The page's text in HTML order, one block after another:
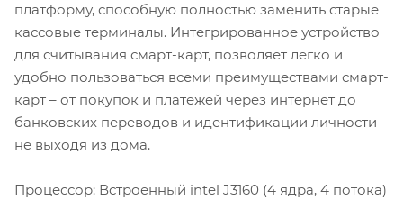
платформу, способную полностью заменить старые
кассовые терминалы. Интегрированное устройство
для считывания смарт-карт, позволяет легко и
удобно пользоваться всеми преимуществами смарт-
карт – от покупок и платежей через интернет до
банковских переводов и идентификации личности –
не выходя из дома.
Процессор: Встроенный intel J3160 (4 ядра, 4 потока)